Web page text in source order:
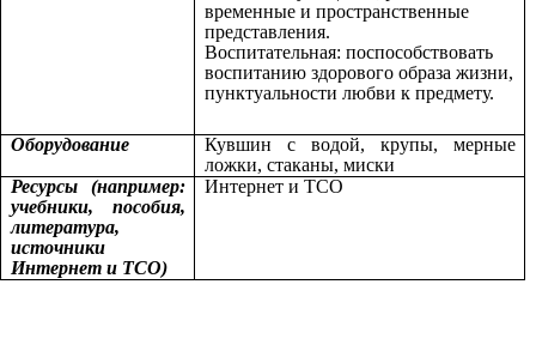
временные и пространственные
представления.
Воспитательная: поспособствовать
воспитанию здорового образа жизни,
пунктуальности любви к предмету.
Оборудование
Кувшин с водой, крупы, мерные
ложки, стаканы, миски
Ресурсы (например:
учебники, пособия,
литература,
источники
Интернет и ТСО)
Интернет и ТСО